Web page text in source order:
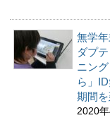
無学
ダプ
ニン
ら」
期間
2020